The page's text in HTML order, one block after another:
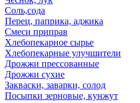
Соль,сода
Перец, паприка, аджика
Смеси приправ
Хлебопекарное сырье
Хлебопекарные улучшители
Дрожжи прессованные
Дрожжи сухие
Закваски, заварки, солод
Посыпки зерновые, кунжут